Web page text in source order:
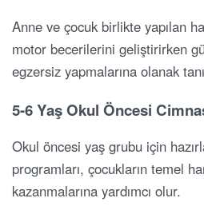
Anne ve çocuk birlikte yapılan
motor becerilerini geliştirirken
egzersiz yapmalarına olanak
5-6 Yaş Okul Öncesi
Okul öncesi yaş grubu için
programları, çocukların temel
kazanmalarına yardımcı olur.